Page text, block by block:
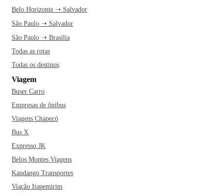
Belo Horizonte ➝ Salvador
São Paulo ➝ Salvador
São Paulo ➝ Brasília
Todas as rotas
Todas os destinos
Viagem
Buser Carro
Empresas de ônibus
Viagens Chapecó
Bus X
Expresso JK
Belos Montes Viagens
Kandango Transportes
Viação Itapemirim